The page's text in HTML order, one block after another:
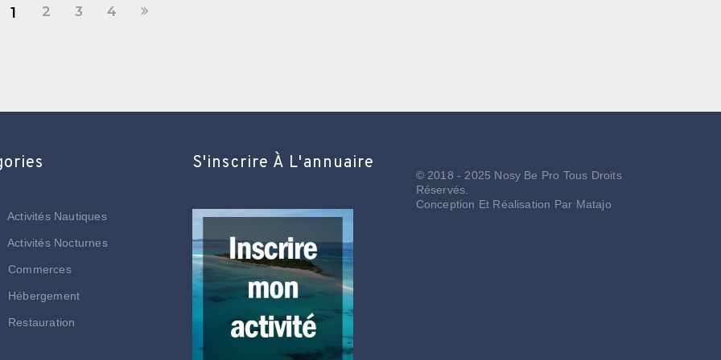
1 2 3 4
Activités Nautiques
Activités Nocturnes
Commerces
Hébergement
Restauration
S'inscrire À L'annuaire
© 2018 - 2025 Nosy Be Pro Tous Droits
Réservés.
Conception Et Réalisation Par Matajo